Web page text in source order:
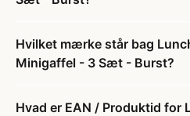
Hvilket mærke står bag
Minigaffel - 3 Sæt - Burst?
Hvad er EAN / Produktid for